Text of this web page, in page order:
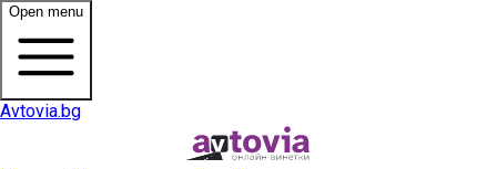
Open menu
Avtovia.bg